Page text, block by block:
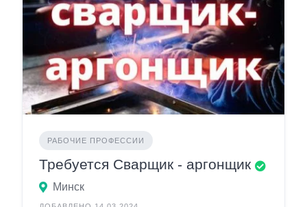
РАБОЧИЕ ПРОФЕССИИ
Требуется Сварщик - аргонщик
Минск